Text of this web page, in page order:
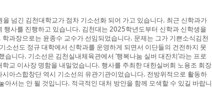
넘긴 김천대학교가 점차 기소선화 되어 가고 있습니다. 최근 신학과가
사를 진행하고 있습니다. 김천대는 2025학년도부터 신학과 신학생을
과장으로는 윤종수 교수가 선임되었습니다. 문제는 그가 기쁜소식김천
소선도 정규 대학에서 신학과를 운영하게 되면서 이단들의 건전하지 못
니다. 기소선은 김천실내체육관에서 ‘행복나눔 실버 대잔치’라는 프로
교 이사장 명함을 내밀었습니다. 행사를 주최한 대한실버회 노용조 회장
아스합창단 역시 기소선의 유관기관이었습니다. 전방위적으로 활동하
서는 안 될 것입니다. 적극적인 대처 방안을 함께 모색할 수 있길 바랍니